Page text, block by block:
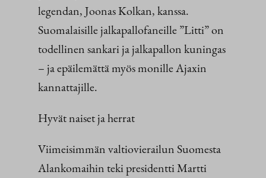
legendan, Joonas Kolkan, kanssa.
Suomalaisille jalkapallofaneille ”Litti” on
todellinen sankari ja jalkapallon kuningas
– ja epäilemättä myös monille Ajaxin
kannattajille.
Hyvät naiset ja herrat
Viimeisimmän valtiovierailun Suomesta
Alankomaihin teki presidentti Martti